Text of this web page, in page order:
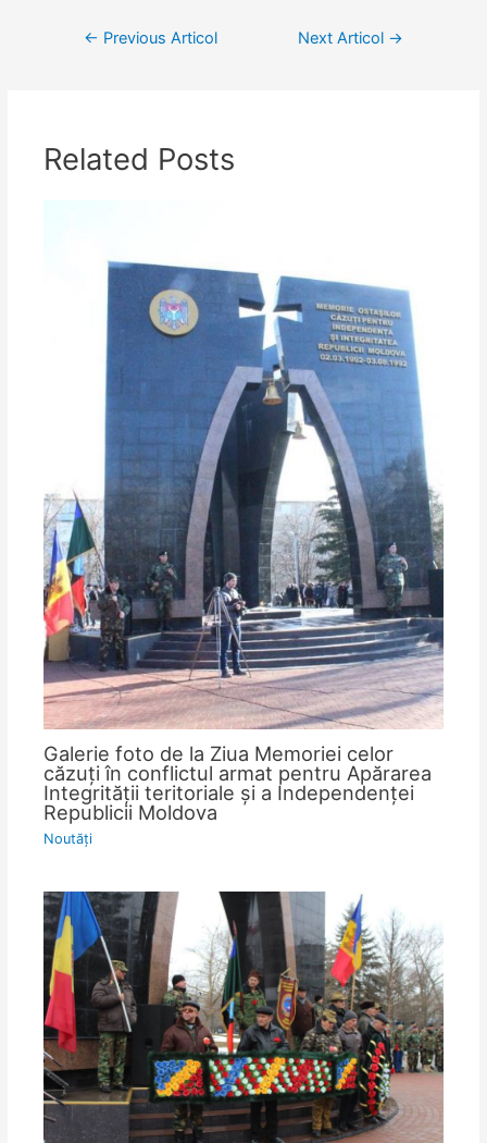
Navigare
← Previous Articol Next Articol →
Related Posts
Galerie foto de la Ziua Memoriei celor
căzuţi în conflictul armat pentru Apărarea
Integrităţii teritoriale şi a Independenţei
Republicii Moldova
Noutăţi